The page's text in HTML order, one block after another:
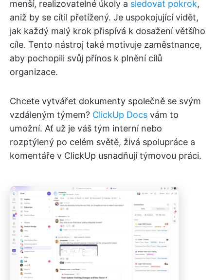
menší, realizovatelné úkoly a sledovat pokrok,
aniž by se cítil přetížený. Je uspokojující vidět,
jak každý malý krok přispívá k dosažení většího
cíle. Tento nástroj také motivuje zaměstnance,
aby pochopili svůj přínos k plnění cílů
organizace.
Chcete vytvářet dokumenty společně se svým
vzdáleným týmem? ClickUp Docs vám to
umožní. Ať už je váš tým interní nebo
rozptýlený po celém světě, živá spolupráce a
komentáře v ClickUp usnadňují týmovou práci.